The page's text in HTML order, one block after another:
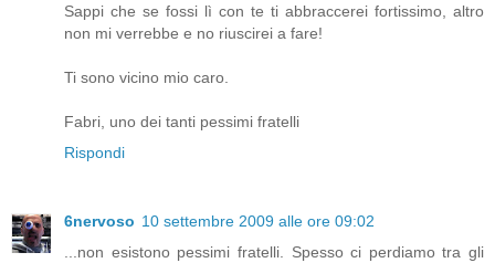
Sappi che se fossi lì con te ti abbraccerei fortissimo, altro
non mi verrebbe e no riuscirei a fare!
Ti sono vicino mio caro.
Fabri, uno dei tanti pessimi fratelli
Rispondi
6nervoso 10 settembre 2009 alle ore 09:02
...non esistono pessimi fratelli. Spesso ci perdiamo tra gli